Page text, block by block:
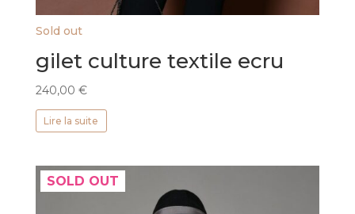
Sold out
gilet culture textile ecru
240,00 €
Lire la suite
SOLD OUT